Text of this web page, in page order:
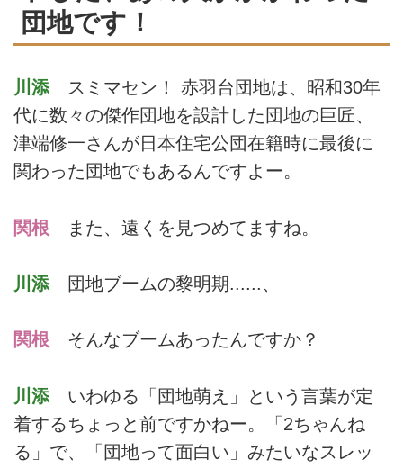
団地です！
川添 スミマセン！ 赤羽台団地は、昭和30年
代に数々の傑作団地を設計した団地の巨匠、
津端修一さんが日本住宅公団在籍時に最後に
関わった団地でもあるんですよー。
関根 また、遠くを見つめてますね。
川添 団地ブームの黎明期......、
関根 そんなブームあったんですか？
川添 いわゆる「団地萌え」という言葉が定
着するちょっと前ですかねー。「2ちゃんね
る」で、「団地って面白い」みたいなスレッ